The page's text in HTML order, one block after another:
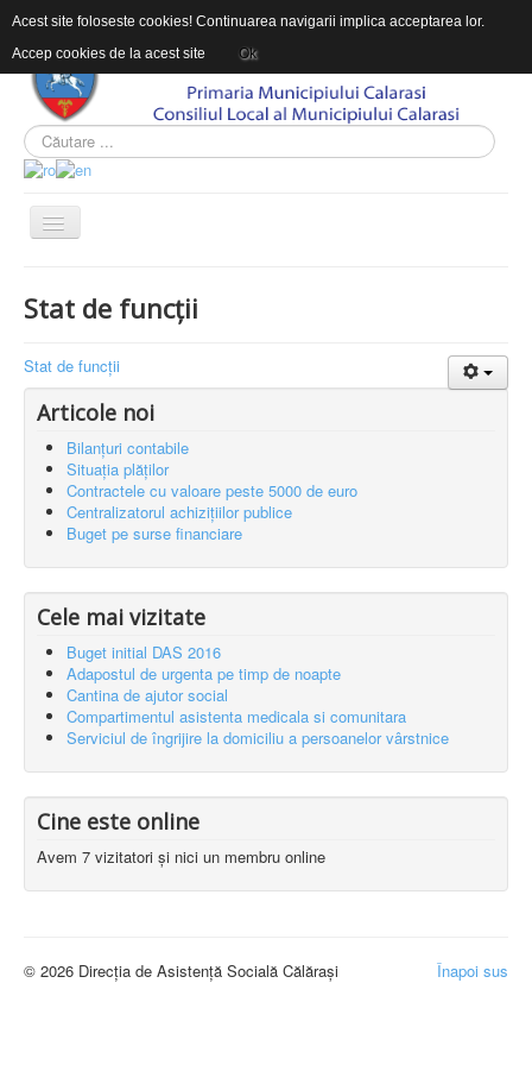
DESPRE DAS
INFORMAŢII DE INTERES PUBLIC
CONTACT
INTEGRITATEA INSTITUTIONALA
Sunteți aici: Acasă DESPRE DAS
Organizare
Stat de funcții
Stat de funcții
Stat de funcții
Articole noi
Bilanțuri contabile
Situația plăților
Contractele cu valoare peste 5000 de euro
Centralizatorul achizițiilor publice
Buget pe surse financiare
Cele mai vizitate
Buget initial DAS 2016
Adapostul de urgenta pe timp de noapte
Cantina de ajutor social
Compartimentul asistenta medicala si comunitara
Serviciul de îngrijire la domiciliu a persoanelor vârstnice
Cine este online
Avem 7 vizitatori și nici un membru online
Înapoi sus
© 2026 Direcția de Asistență Socială Călărași
Acest site foloseste cookies! Continuarea navigarii implica acceptarea lor.
Accep cookies de la acest site
Ok